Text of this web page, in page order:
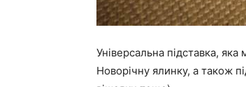
Універсальна підставка,
Новорічну ялинку, а також